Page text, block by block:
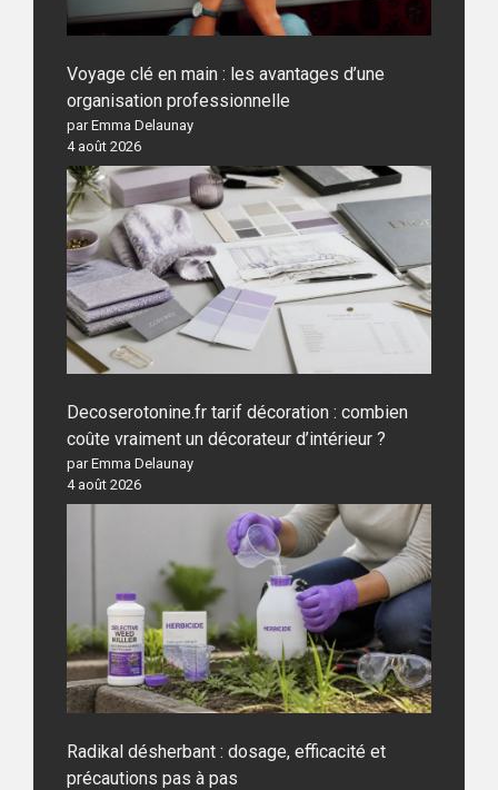
Voyage clé en main : les avantages d’une
organisation professionnelle
par Emma Delaunay
4 août 2026
Decoserotonine.fr tarif décoration : combien
coûte vraiment un décorateur d’intérieur ?
par Emma Delaunay
4 août 2026
Radikal désherbant : dosage, efficacité et
précautions pas à pas